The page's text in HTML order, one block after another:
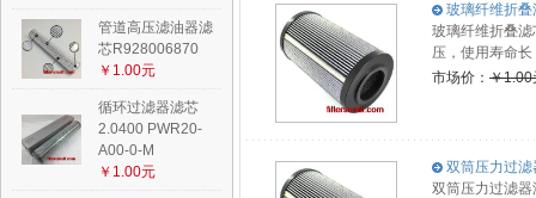
管道高压滤油器滤
芯R928006870
￥1.00元
循环过滤器滤芯
2.0400 PWR20-
A00-0-M
￥1.00元
玻璃纤维折
玻璃纤维折叠
压，使用寿命
市场价： ￥1.00
双筒压力过
双筒压力过滤